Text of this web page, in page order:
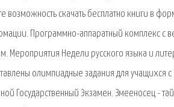
возможность скачать бесплатно книги в
Программно-аппаратный комплекс с
Мероприятия Недели русского языка и
олимпиадные задания для учащихся
Государственный Экзамен. Змееносец -